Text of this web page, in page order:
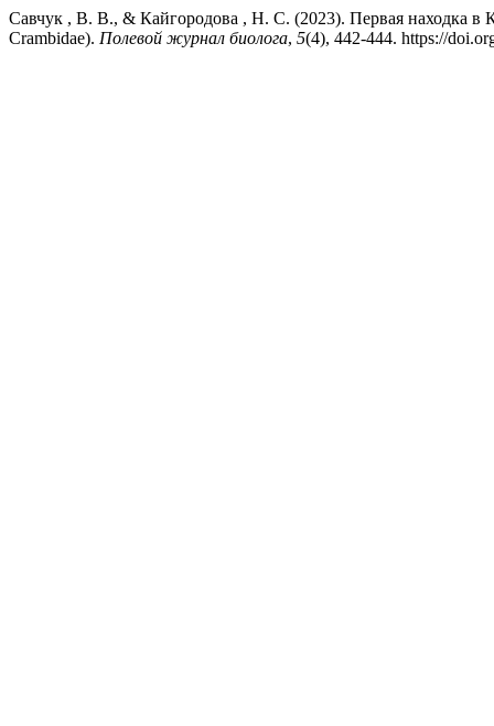
Савчук , В. В., & Кайгородова , Н. С. (2023). Первая находка в
Crambidae). Полевой журнал биолога, 5(4), 442-444. https://